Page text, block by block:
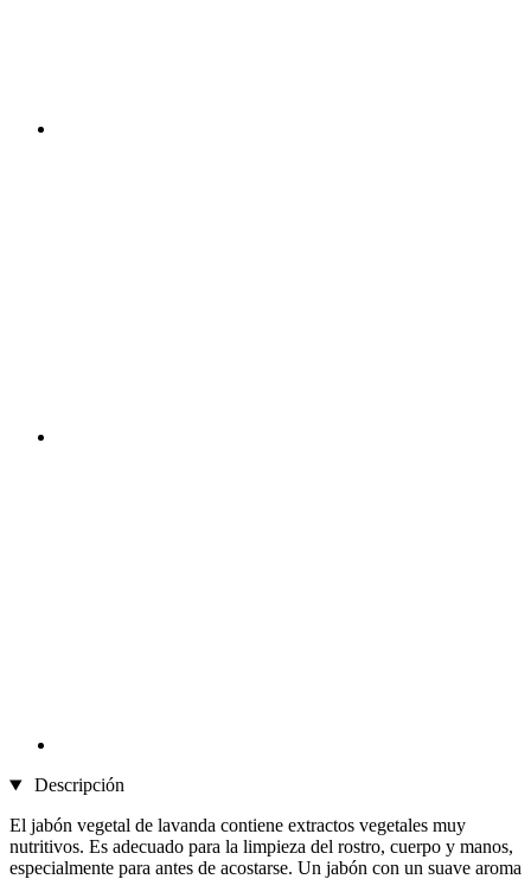
Descripción
El jabón vegetal de lavanda contiene extractos vegetales muy
nutritivos. Es adecuado para la limpieza del rostro, cuerpo y manos,
especialmente para antes de acostarse. Un jabón con un suave aroma